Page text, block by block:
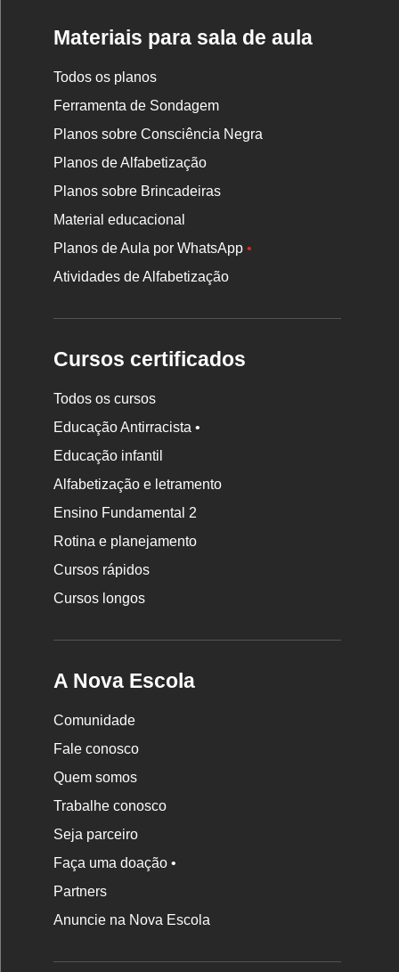
Materiais para sala de aula
Todos os planos
Ferramenta de Sondagem
Planos sobre Consciência Negra
Planos de Alfabetização
Planos sobre Brincadeiras
Material educacional
Planos de Aula por WhatsApp•
Atividades de Alfabetização
Cursos certificados
Todos os cursos
Educação Antirracista •
Educação infantil
Alfabetização e letramento
Ensino Fundamental 2
Rotina e planejamento
Cursos rápidos
Cursos longos
A Nova Escola
Comunidade
Fale conosco
Quem somos
Trabalhe conosco
Seja parceiro
Faça uma doação •
Partners
Anuncie na Nova Escola